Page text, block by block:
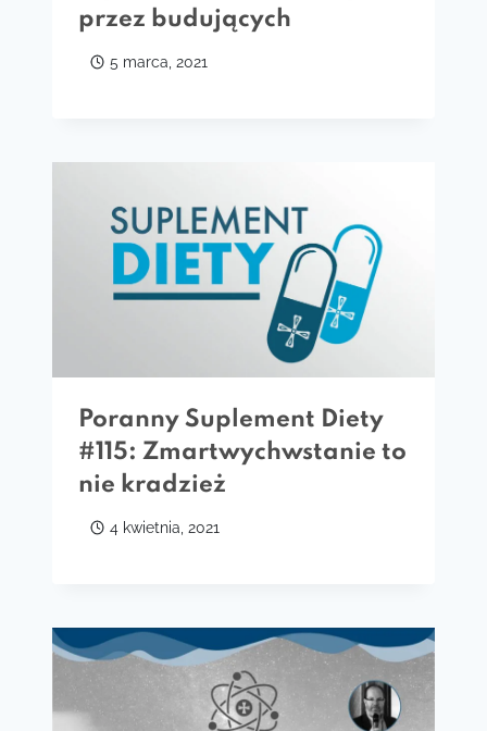
przez budujących
5 marca, 2021
Poranny Suplement Diety
#115: Zmartwychwstanie to
nie kradzież
4 kwietnia, 2021